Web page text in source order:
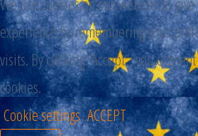
experience by remembering your
visits. By clicking “Accept”, you
cookies.
Cookie settings ACCEPT